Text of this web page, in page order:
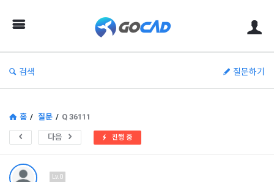
캐
정
보
검색 질문하기
홈 / 질문 / Q 36111
다음 진행 중
Lv.0